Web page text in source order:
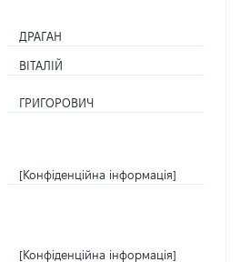
ДРАГАН
ВІТАЛІЙ
ГРИГОРОВИЧ
[Конфіденційна інформація]
[Конфіденційна інформація]